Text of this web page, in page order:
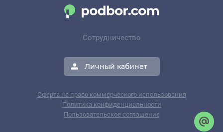
Сотрудничество
Личный кабинет
Оферта на право коммерческого использования
Политика конфиденциальности
Пользовательское соглашение